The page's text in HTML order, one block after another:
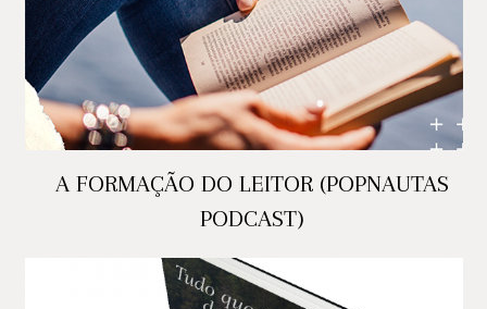
A FORMAÇÃO DO LEITOR (POPNAUTAS
PODCAST)